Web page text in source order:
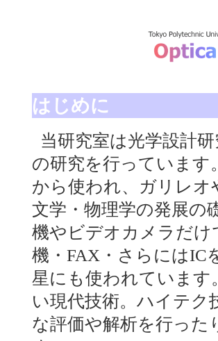
はじめに
当研究室は光学設計
の研究を行っていま
から使われ、ガリレオ
文学・物理学の発展の
機やビデオカメラだけ
機・FAX・さらにはIC
星にも使われていま
い現代技術。ハイテク
な評価や解析を行った